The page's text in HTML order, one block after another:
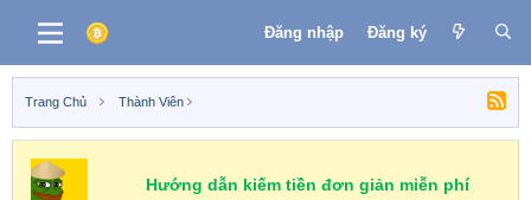
Đăng nhập Đăng ký
Trang Chủ Thành Viên
Hướng dẫn kiếm tiền đơn giản miễn phí